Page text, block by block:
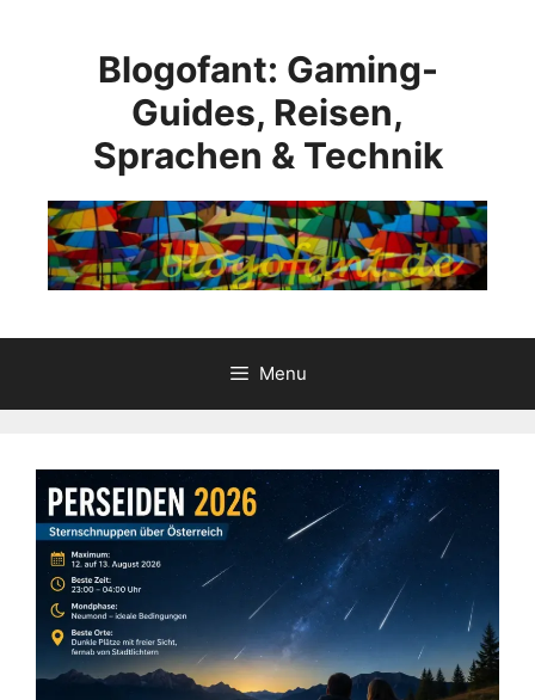
Blogofant: Gaming-
Guides, Reisen,
Sprachen & Technik
Menu